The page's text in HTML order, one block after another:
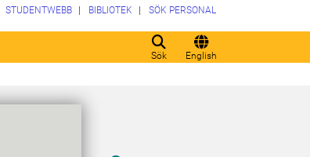
Sök English
STUDENTWEBB BIBLIOTEK SÖK PERSONAL